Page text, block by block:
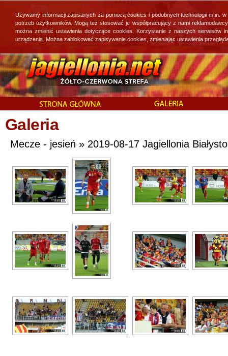
Galeria
Mecze - jesień » 2019-08-17 Jagiellonia
Używamy informacji zapisanych za pomocą cookies i podobnych technologii
potrzeb użytkowników. Mogą też stosować je współpracujący z nami
można zmienić ustawienia dotyczące cookies. Korzystanie z naszych
urządzenia. Można zablokować zapisywanie cookies, zmieniając ustawienia